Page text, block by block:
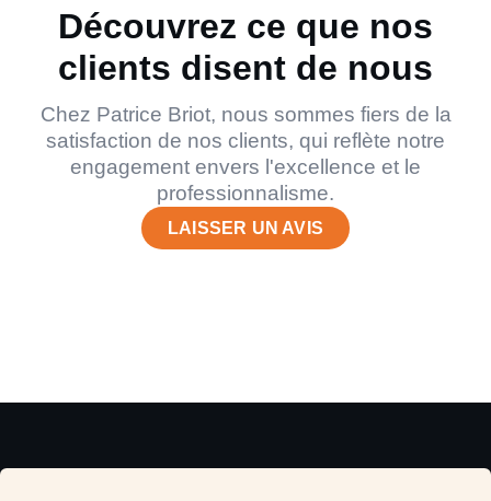
Découvrez ce que nos
clients disent de nous
Chez Patrice Briot, nous sommes fiers de la
satisfaction de nos clients, qui reflète notre
engagement envers l'excellence et le
professionnalisme.
LAISSER UN AVIS